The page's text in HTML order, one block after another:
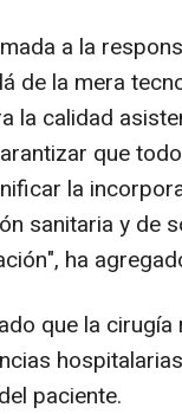
a la
de la mera
la calidad
que
la
sanitaria y de
ha
que la
paciente.